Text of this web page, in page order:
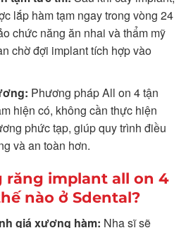
lắp hàm tạm ngay trong vòng 24
chức năng ăn nhai và thẩm mỹ
chờ đợi implant tích hợp vào
Phương pháp All on 4 tận
hiện có, không cần thực hiện
phức tạp, giúp quy trình điều
và an toàn hơn.
implant all on 4
nào ở Sdental?
giá xương hàm: Nha sĩ sẽ